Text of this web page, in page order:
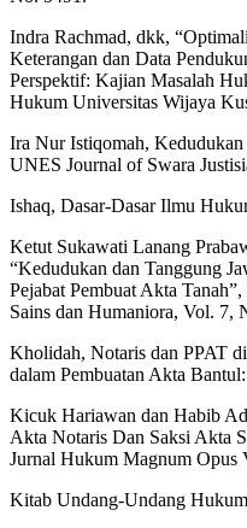
Indra Rachmad, dkk,
Keterangan dan Data
Perspektif: Kajian Masalah
Hukum Universitas Wijaya
Ira Nur Istiqomah,
UNES Journal of Swara
Ishaq, Dasar-Dasar Ilmu
Ketut Sukawati Lanang
“Kedudukan dan Tanggung
Pejabat Pembuat Akta
Sains dan Humaniora, Vol. 7,
Kholidah, Notaris dan PPAT
dalam Pembuatan Akta
Kicuk Hariawan dan Habib
Akta Notaris Dan Saksi Akta
Jurnal Hukum Magnum Opus
Kitab Undang-Undang